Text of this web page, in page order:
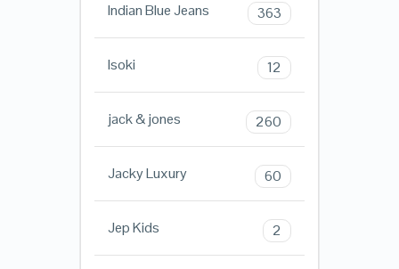
Indian Blue Jeans 363
Isoki 12
jack & jones 260
Jacky Luxury 60
Jep Kids 2